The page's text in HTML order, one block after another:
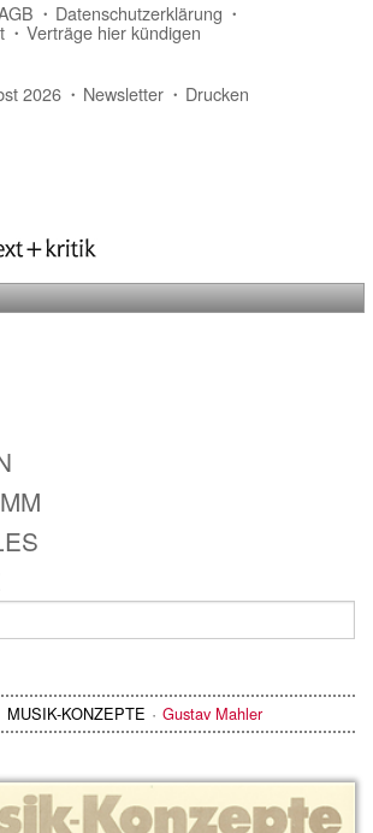
Datenschutzerklärung
Verträge hier kündigen
2026 Newsletter Drucken
MUSIK-KONZEPTE Gustav Mahler